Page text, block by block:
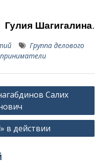
Гулия Шагигалина.
Группа делового
Салих
в действии